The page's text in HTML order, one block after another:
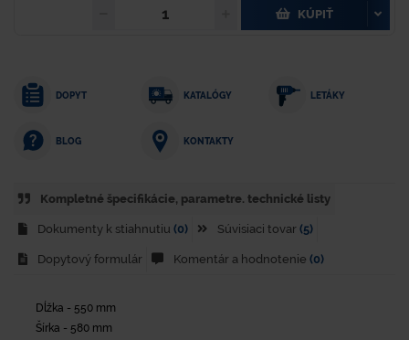
KÚPIŤ
DOPYT KATALÓGY LETÁKY
BLOG KONTAKTY
Kompletné špecifikácie, parametre. technické listy
Dokumenty k stiahnutiu (0) Súvisiaci tovar (5)
Dopytový formulár Komentár a hodnotenie (0)
Dĺžka - 550 mm
Šírka - 580 mm